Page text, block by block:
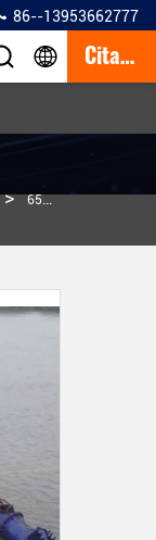
86--13953662777
Citation
> 650mm 26 Pouces Coupeur Aspiration Boue Dragueur Bateau Dragueur Aspiration De Sable Avec Carrosserie De Spud Et Ancrage